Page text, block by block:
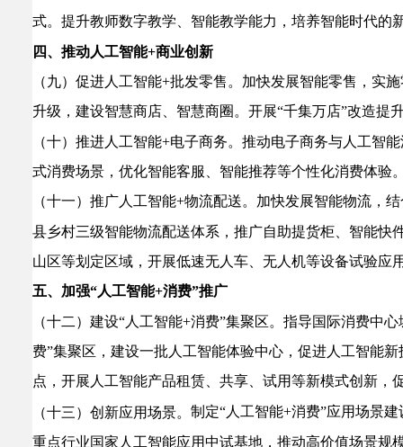
式。提升教师数字教学、智能教学能力，培养智能时代的
四、推动人工智能+商业创新
（九）促进人工智能+批发零售。 加快发展智能零售，实
升级，建设智慧商店、智慧商圈。 开展“千集万店”改造提
（十）推进人工智能+电子商务。 推动电子商务与人工智
式消费场景，优化智能客服、智能推荐等个性化消费体验
（十一）推广人工智能+物流配送。 加快发展智能物流，
县乡村三级智能物流配送体系，推广自助提货柜、智能
山区等划定区域，开展低速无人车、无人机等设备试验应
五、 加强“人工智能+消费”推广
（十二）建设“人工智能+消费”集聚区。 指导国际消费中
费”集聚区，建设一批人工智能体验中心，促进人工智能
点，开展人工智能产品租赁、共享、试用等新模式创新，
（十三） 创新应用场景。 制定“人工智能+消费”应用场景
重点行业国家人工智能应用中试基地，推动高价值场景规